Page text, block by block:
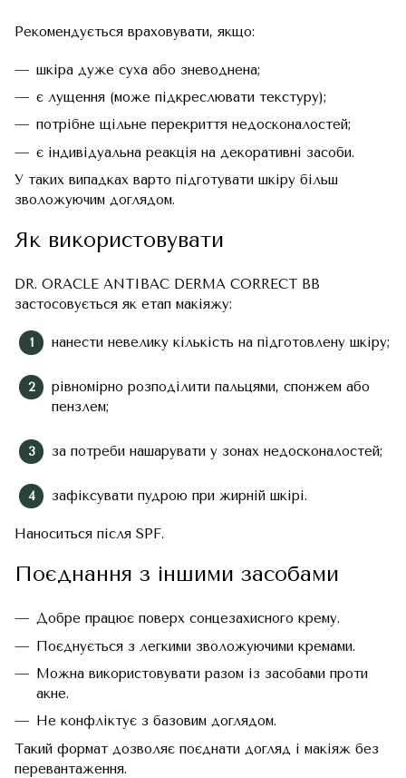
Рекомендується враховувати, якщо:
шкіра дуже суха або зневоднена;
є лущення (може підкреслювати текстуру);
потрібне щільне перекриття недосконалостей;
є індивідуальна реакція на декоративні засоби.
У таких випадках варто підготувати шкіру більш
зволожуючим доглядом.
Як використовувати
DR. ORACLE ANTIBAC DERMA CORRECT BB
застосовується як етап макіяжу:
нанести невелику кількість на підготовлену шкіру;
рівномірно розподілити пальцями, спонжем або
пензлем;
за потреби нашарувати у зонах недосконалостей;
зафіксувати пудрою при жирній шкірі.
Наноситься після SPF.
Поєднання з іншими засобами
Добре працює поверх сонцезахисного крему.
Поєднується з легкими зволожуючими кремами.
Можна використовувати разом із засобами проти
акне.
Не конфліктує з базовим доглядом.
Такий формат дозволяє поєднати догляд і макіяж без
перевантаження.